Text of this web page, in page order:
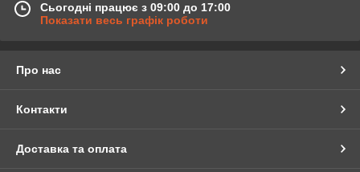
Сьогодні працює з 09:00 до 17:00
Показати весь графік роботи
Про нас
Контакти
Доставка та оплата